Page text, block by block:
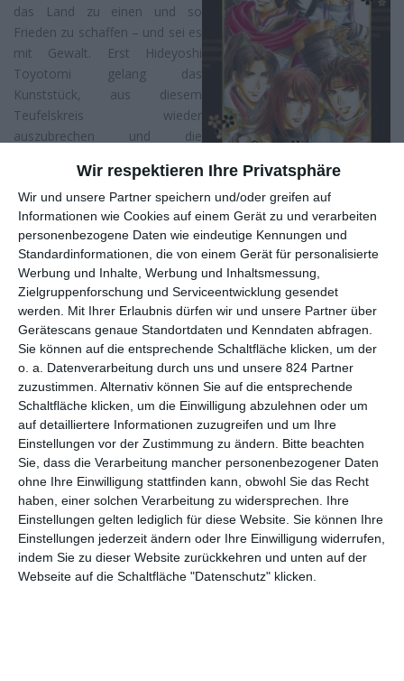
Wir respektieren Ihre Privatsphäre
Wir und unsere Partner speichern und/oder greifen auf
Informationen wie Cookies auf einem Gerät zu und verarbeiten
personenbezogene Daten wie eindeutige Kennungen und
Standardinformationen, die von einem Gerät für personalisierte
Werbung und Inhalte, Werbung und Inhaltsmessung,
Zielgruppenforschung und Serviceentwicklung gesendet
werden.
Mit Ihrer Erlaubnis dürfen wir und unsere Partner über
Gerätescans genaue Standortdaten und Kenndaten abfragen.
Sie können auf die entsprechende Schaltfläche klicken, um der
o. a. Datenverarbeitung durch uns und unsere 824 Partner
zuzustimmen. Alternativ können Sie auf die entsprechende
Schaltfläche klicken, um die Einwilligung abzulehnen oder um
auf detailliertere Informationen zuzugreifen und um Ihre
Einstellungen vor der Zustimmung zu ändern.
Bitte beachten
Sie, dass die Verarbeitung mancher personenbezogener Daten
ohne Ihre Einwilligung stattfinden kann, obwohl Sie das Recht
haben, einer solchen Verarbeitung zu widersprechen. Ihre
Einstellungen gelten lediglich für diese Website. Sie können Ihre
Einstellungen jederzeit ändern oder Ihre Einwilligung widerrufen,
indem Sie zu dieser Website zurückkehren und unten auf der
Webseite auf die Schaltfläche "Datenschutz" klicken.
das Land zu einen und so
Frieden zu schaffen – und sei es
mit Gewalt. Erst Hideyoshi
Toyotomi gelang das
Kunststück, aus diesem
Teufelskreis wieder
auszubrechen und die
Bis zu seinem Tod, denn nicht
alle sind davon überzeugt, dass
der designierte Nachfolger
Hideyori dieser Aufgabe gewachsen ist. Es droht ein neuer
Bürgerkrieg, angefackelt von dem Toyotomi Clan und dem der
Tokugawa.
Wer auch nur ansatzweise etwas mit japanischen Videospielen
anfangen kann, der wird die historischen Action-Spiele aus dem
HauseKoeikennen. Einer der Dauerbrenner trägt den Titel
„Samurai Warriors“ und nimmt uns in mehreren Teilen zurück ins
alte, kriegerische Japan. Und wie es sich für einen derartigen
Erfolgstitel gehört, da darf auch eine Anime-Adaption nicht
fehlen. Los geht es in Deutschland mit der 2015 produzierten
SerieSamurai Warriors, dessen ersten sechs Folgen ab dem 20.
Juni auf DVD und Blu-ray erhältlich sind. Eines dieser DVD-
Exemplare haben wir schon vorab für euch sichern können und
werfen sie in unseren heutigen Verlosungstopf.